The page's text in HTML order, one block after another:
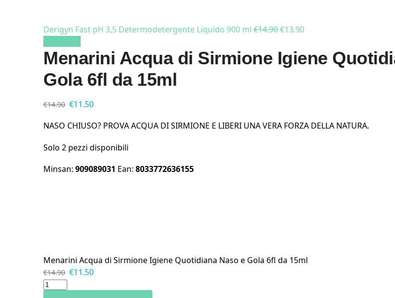
Derigyn Fast pH 3,5 Determodetergente Liquido 900 ml €14.90€13.90
Menarini Acqua di Sirmione Igiene
Gola 6fl da 15ml
€14.90 €11.50
NASO CHIUSO? PROVAACQUA DI SIRMIONE E LIBERI UNA VERA FORZA DELLA NATURA.
Solo 2 pezzi disponibili
Minsan: 909089031 Ean: 8033772636155
Menarini Acqua di Sirmione Igiene Quotidiana Naso e Gola 6fl da 15ml
€14.90 €11.50